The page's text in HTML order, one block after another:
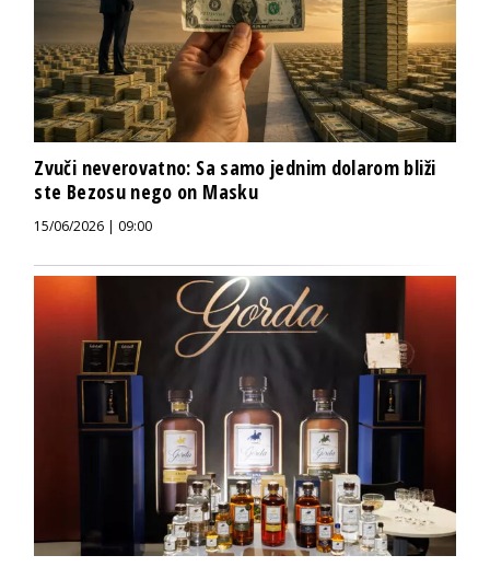
Zvuči neverovatno: Sa samo jednim dolarom bliži
ste Bezosu nego on Masku
15/06/2026 | 09:00